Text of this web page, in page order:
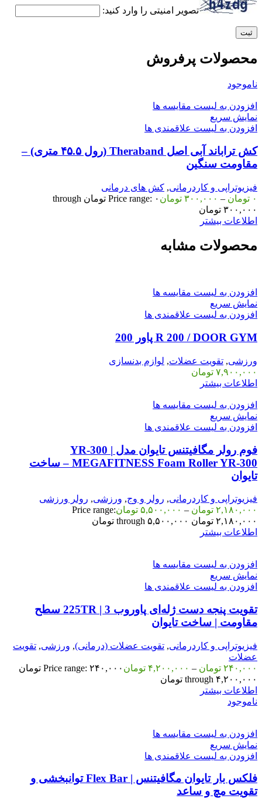
تصویر امنیتی را وارد کنید:
محصولات پرفروش
ناموجود
افزودن به لیست مقایسه ها
نمایش سریع
افزودن به لیست علاقمندی ها
کش تراباند آبی اصل Theraband (رول ۴۵.۵ متری) –
مقاومت سنگین
فیزیوتراپی و کاردرمانی, کش های درمانی
۰ تومان – ۳۰۰,۰۰۰ تومان
Price range: ۰ تومان through
۳۰۰,۰۰۰ تومان
اطلاعات بیشتر
محصولات مشابه
افزودن به لیست مقایسه ها
نمایش سریع
افزودن به لیست علاقمندی ها
R 200 / DOOR GYM پاور 200
ورزشی, تقویت عضلات, لوازم بدنسازی
۷,۹۰۰,۰۰۰ تومان
اطلاعات بیشتر
افزودن به لیست مقایسه ها
نمایش سریع
افزودن به لیست علاقمندی ها
فوم رولر مگافیتنس تایوان مدل YR-300 |
MEGAFITNESS Foam Roller YR-300 – ساخت
تایوان
فیزیوتراپی و کاردرمانی, رولر و وج, ورزشی, رولر ورزشی
۲,۱۸۰,۰۰۰ تومان – ۵,۵۰۰,۰۰۰ تومانPrice range:
۲,۱۸۰,۰۰۰ تومان through ۵,۵۰۰,۰۰۰ تومان
اطلاعات بیشتر
افزودن به لیست مقایسه ها
نمایش سریع
افزودن به لیست علاقمندی ها
تقویت پنجه دست ژله‌ای پاوروب 225TR | 3 سطح
مقاومت | ساخت تایوان
فیزیوتراپی و کاردرمانی, تقویت عضلات (درمانی), ورزشی, تقویت
عضلات
۲۴۰,۰۰۰ تومان – ۴,۲۰۰,۰۰۰ تومان
Price range: ۲۴۰,۰۰۰ تومان
through ۴,۲۰۰,۰۰۰ تومان
اطلاعات بیشتر
ناموجود
افزودن به لیست مقایسه ها
نمایش سریع
افزودن به لیست علاقمندی ها
فلکس بار تایوان مگافیتنس | Flex Bar توانبخشی و
تقویت مچ و ساعد